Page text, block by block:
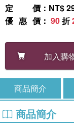
定價 ：NT$
優惠價 ： 90折
加入購
商品簡介
商品簡介